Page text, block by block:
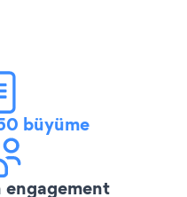
büyüme
engagement